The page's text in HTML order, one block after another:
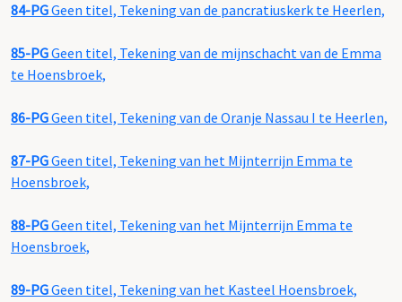
84-PGGeen titel, Tekening van de pancratiuskerk te Heerlen,
85-PGGeen titel, Tekening van de mijnschacht van de Emma
te Hoensbroek,
86-PGGeen titel, Tekening van de Oranje Nassau I te Heerlen,
87-PGGeen titel, Tekening van het Mijnterrijn Emma te
Hoensbroek,
88-PGGeen titel, Tekening van het Mijnterrijn Emma te
Hoensbroek,
89-PGGeen titel, Tekening van het Kasteel Hoensbroek,